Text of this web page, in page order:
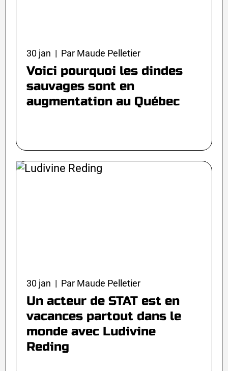
30 jan | Par Maude Pelletier
Voici pourquoi les dindes
sauvages sont en
augmentation au Québec
30 jan | Par Maude Pelletier
Un acteur de STAT est en
vacances partout dans le
monde avec Ludivine
Reding